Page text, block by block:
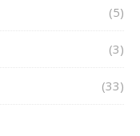
(5)
(3)
(33)